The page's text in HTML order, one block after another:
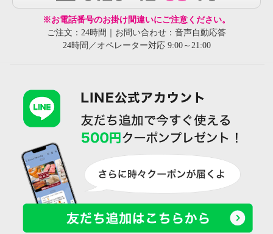
※お電話番号のお掛け間違いにご注意ください。
ご注文：24時間｜お問い合わせ：音声自動応答
24時間／オペレーター対応 9:00～21:00